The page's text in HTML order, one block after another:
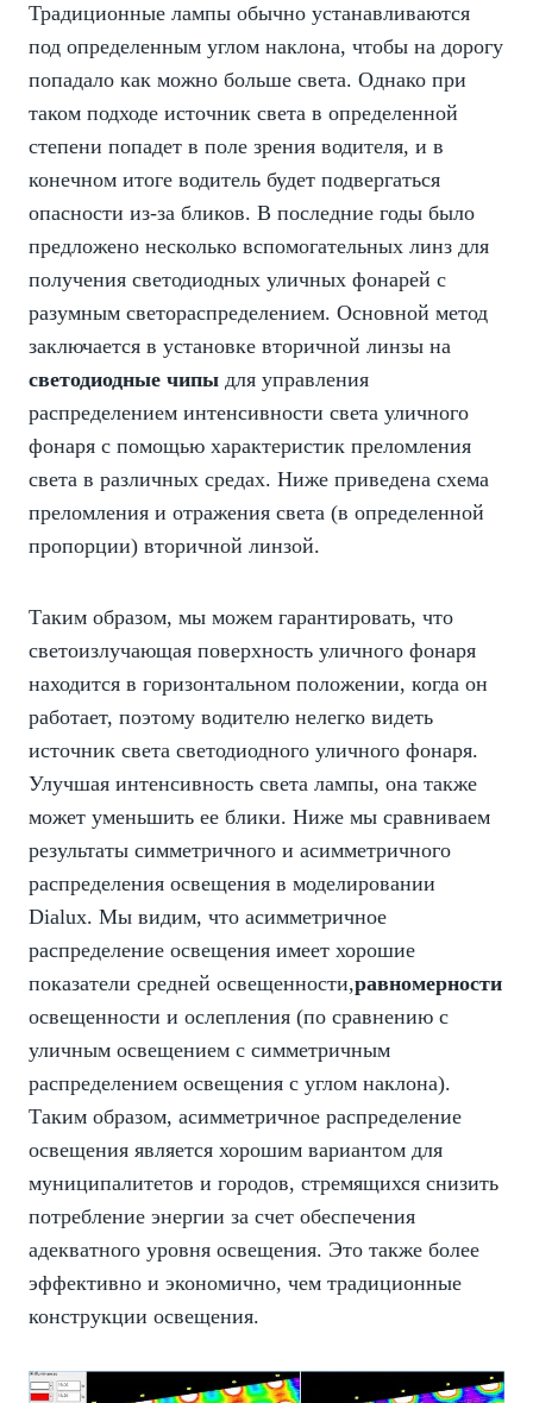
Традиционные лампы обычно устанавливаются
под определенным углом наклона, чтобы на дорогу
попадало как можно больше света. Однако при
таком подходе источник света в определенной
степени попадет в поле зрения водителя, и в
конечном итоге водитель будет подвергаться
опасности из-за бликов. В последние годы было
предложено несколько вспомогательных линз для
получения светодиодных уличных фонарей с
разумным светораспределением. Основной метод
заключается в установке вторичной линзы на
светодиодные чипы для управления
распределением интенсивности света уличного
фонаря с помощью характеристик преломления
света в различных средах. Ниже приведена схема
преломления и отражения света (в определенной
пропорции) вторичной линзой.
Таким образом, мы можем гарантировать, что
светоизлучающая поверхность уличного фонаря
находится в горизонтальном положении, когда он
работает, поэтому водителю нелегко видеть
источник света светодиодного уличного фонаря.
Улучшая интенсивность света лампы, она также
может уменьшить ее блики. Ниже мы сравниваем
результаты симметричного и асимметричного
распределения освещения в моделировании
Dialux. Мы видим, что асимметричное
распределение освещения имеет хорошие
показатели средней освещенности,равномерности
освещенности и ослепления (по сравнению с
уличным освещением с симметричным
распределением освещения с углом наклона).
Таким образом, асимметричное распределение
освещения является хорошим вариантом для
муниципалитетов и городов, стремящихся снизить
потребление энергии за счет обеспечения
адекватного уровня освещения. Это также более
эффективно и экономично, чем традиционные
конструкции освещения.